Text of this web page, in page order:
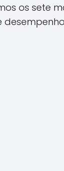
os sete